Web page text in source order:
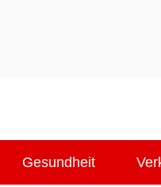
Gesundheit